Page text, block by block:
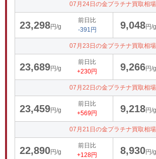
07月24日の金プラチナ買取相場
23,298円/g
前日比
-391円
9,048円/g
07月23日の金プラチナ買取相場
23,689円/g
前日比
+230円
9,266円/g
07月22日の金プラチナ買取相場
23,459円/g
前日比
+569円
9,218円/g
07月21日の金プラチナ買取相場
22,890円/g
前日比
+128円
8,930円/g